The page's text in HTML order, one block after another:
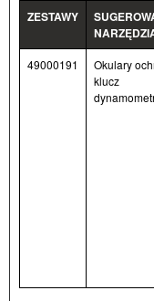
ZESTAWY
49000191
Okulary
klucz